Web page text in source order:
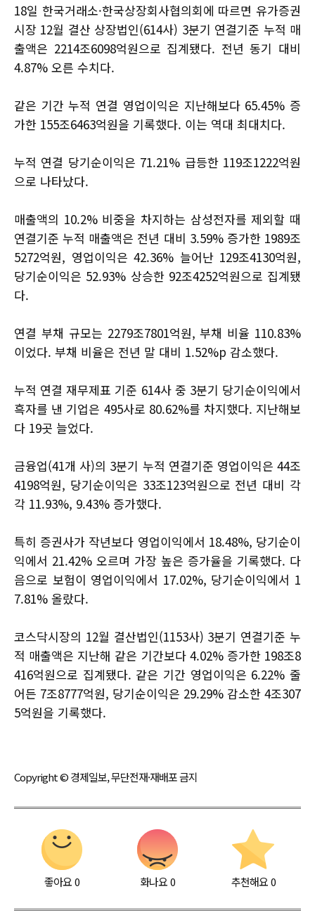
18일 한국거래소·한국상장회사협의회에 따르면 유가증권
시장 12월 결산 상장법인(614사) 3분기 연결기준 누적 매
출액은 2214조6098억원으로 집계됐다. 전년 동기 대비
4.87% 오른 수치다.
같은 기간 누적 연결 영업이익은 지난해보다 65.45% 증
가한 155조6463억원을 기록했다. 이는 역대 최대치다.
누적 연결 당기순이익은 71.21% 급등한 119조1222억원
으로 나타났다.
매출액의 10.2% 비중을 차지하는 삼성전자를 제외할 때
연결기준 누적 매출액은 전년 대비 3.59% 증가한 1989조
5272억원, 영업이익은 42.36% 늘어난 129조4130억원,
당기순이익은 52.93% 상승한 92조4252억원으로 집계됐
다.
연결 부채 규모는 2279조7801억원, 부채 비율 110.83%
이었다. 부채 비율은 전년 말 대비 1.52%p 감소했다.
누적 연결 재무제표 기준 614사 중 3분기 당기순이익에서
흑자를 낸 기업은 495사로 80.62%를 차지했다. 지난해보
다 19곳 늘었다.
금융업(41개 사)의 3분기 누적 연결기준 영업이익은 44조
4198억원, 당기순이익은 33조123억원으로 전년 대비 각
각 11.93%, 9.43% 증가했다.
특히 증권사가 작년보다 영업이익에서 18.48%, 당기순이
익에서 21.42% 오르며 가장 높은 증가율을 기록했다. 다
음으로 보험이 영업이익에서 17.02%, 당기순이익에서 1
7.81% 올랐다.
코스닥시장의 12월 결산법인(1153사) 3분기 연결기준 누
적 매출액은 지난해 같은 기간보다 4.02% 증가한 198조8
416억원으로 집계됐다. 같은 기간 영업이익은 6.22% 줄
어든 7조8777억원, 당기순이익은 29.29% 감소한 4조307
5억원을 기록했다.
Copyright © 경제일보, 무단전재·재배포 금지
좋아요0 화나요0 추천해요 0